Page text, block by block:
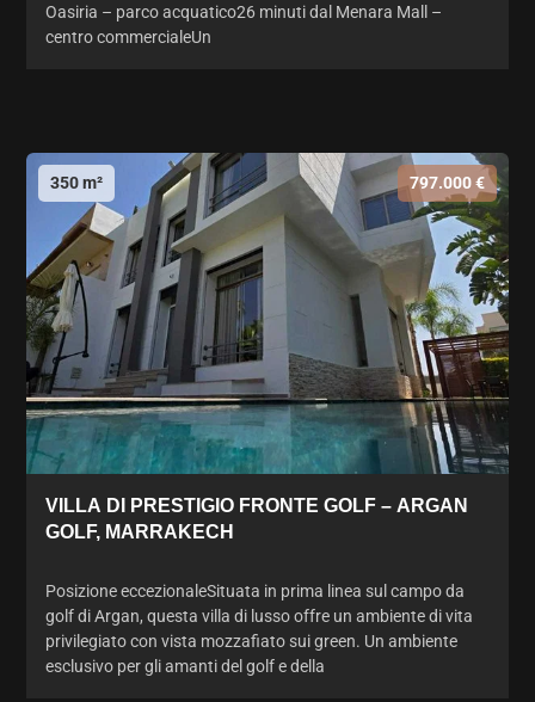
Oasiria – parco acquatico26 minuti dal Menara Mall –
centro commercialeUn
350 m² 797.000 €
VILLA DI PRESTIGIO FRONTE GOLF – ARGAN
GOLF, MARRAKECH
Posizione eccezionaleSituata in prima linea sul campo da
golf di Argan, questa villa di lusso offre un ambiente di vita
privilegiato con vista mozzafiato sui green. Un ambiente
esclusivo per gli amanti del golf e della